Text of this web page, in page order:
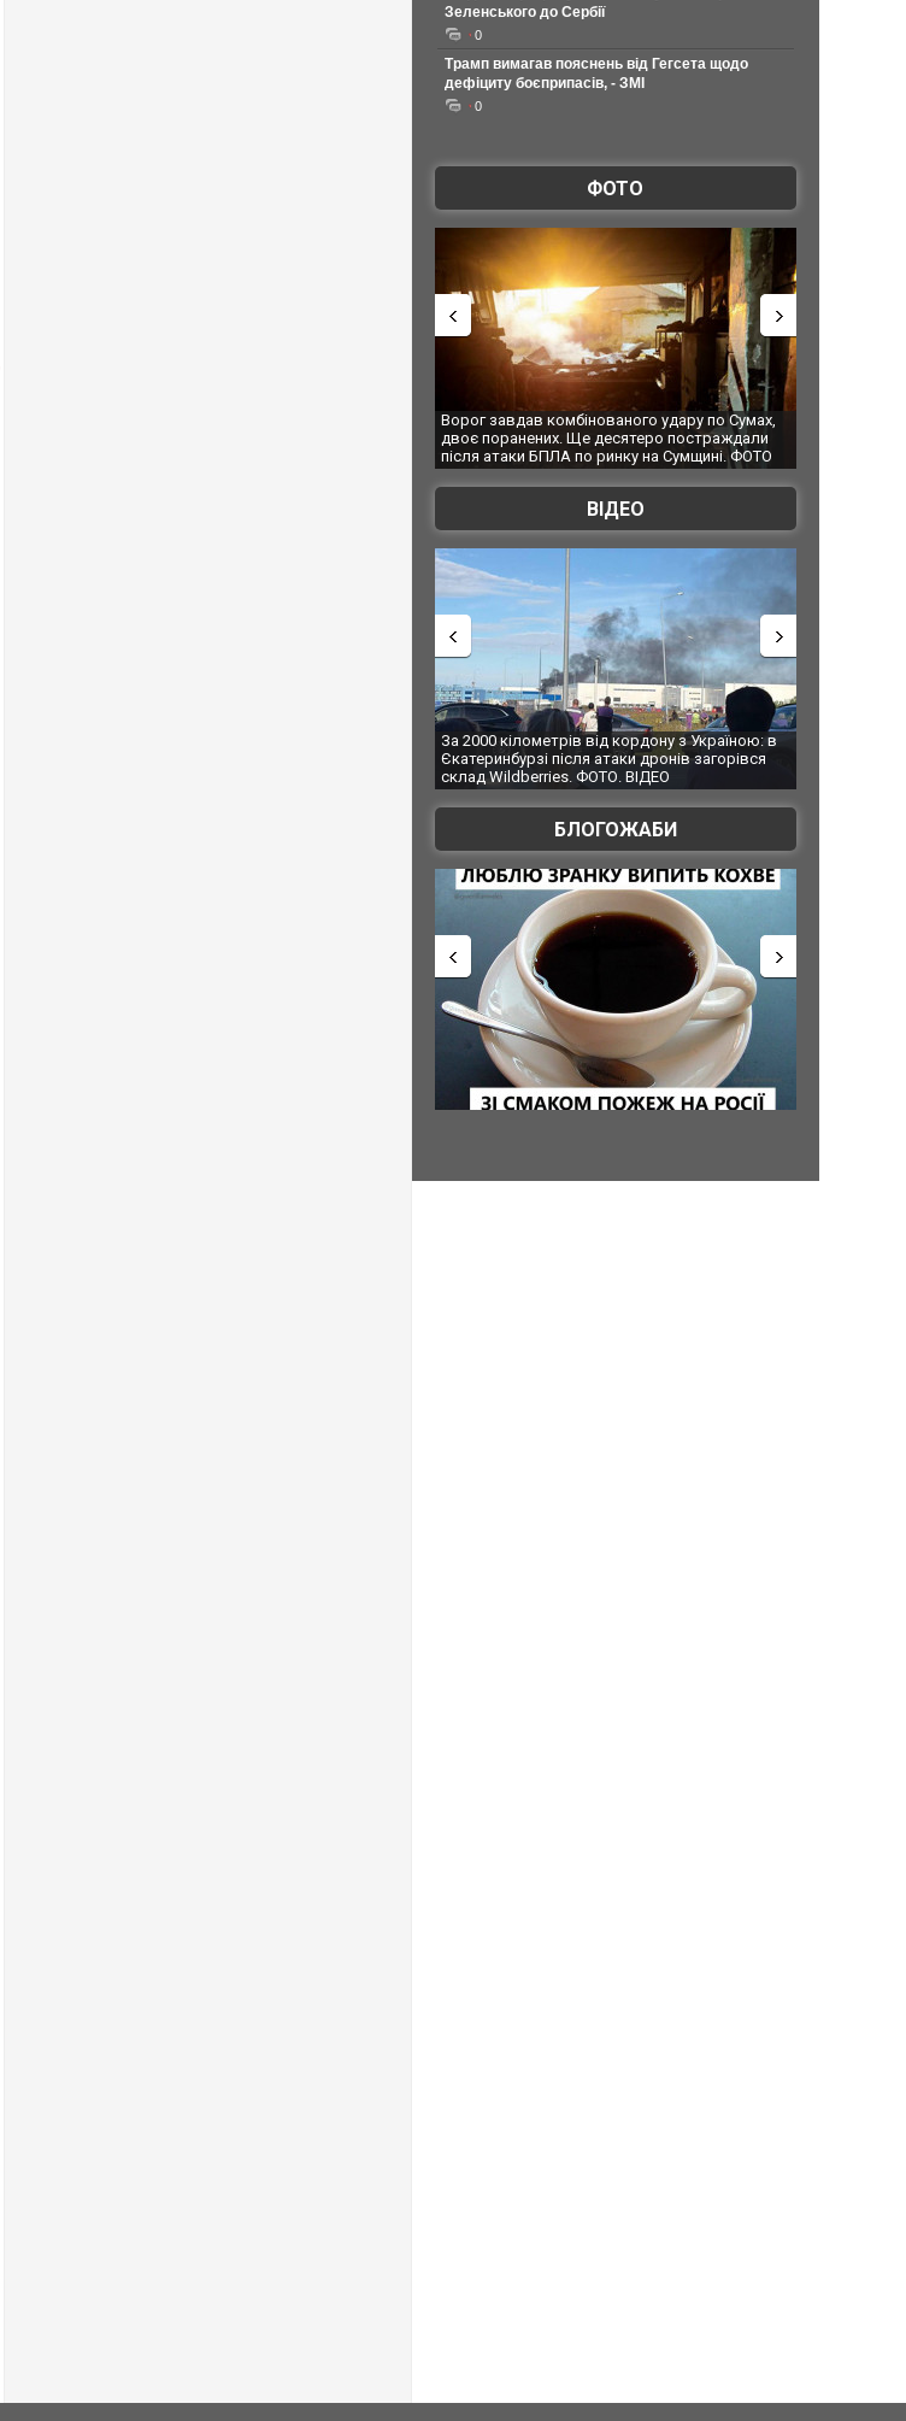
Зеленського до Сербії
0
Трамп вимагав пояснень від Гегсета щодо
дефіциту боєприпасів, - ЗМІ
0
ФОТО
Ворог завдав комбінованого удару по Сумах,
двоє поранених. Ще десятеро постраждали
після атаки БПЛА по ринку на Сумщині. ФОТО
За 2000 кілометрів від кордону з Україною: в
Єкатеринбурзі після атаки дронів загорівся
склад Wildberries. ФОТО. ВІДЕО
ВІДЕО
За 2000 кілометрів від кордону з Україною: в
Єкатеринбурзі після атаки дронів загорівся
В Таїланді футболіст загинув від удару
блискавки під час матчу: ще 12 людей
постраждали. ВІДЕО
БЛОГОЖАБИ